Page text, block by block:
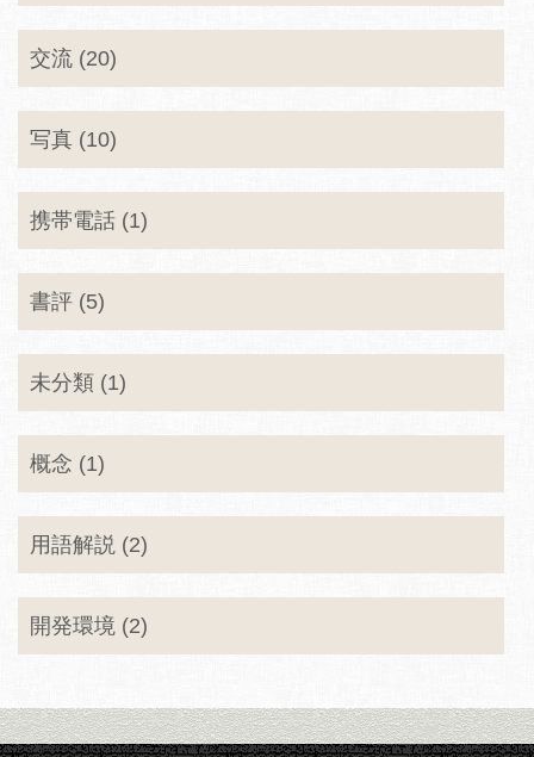
交流 (20)
写真 (10)
携帯電話 (1)
書評 (5)
未分類 (1)
概念 (1)
用語解説 (2)
開発環境 (2)